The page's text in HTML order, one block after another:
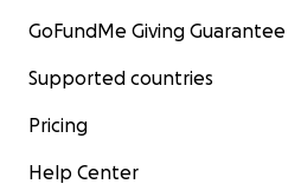
GoFundMe Giving Guarantee
Supported countries
Pricing
Help Center